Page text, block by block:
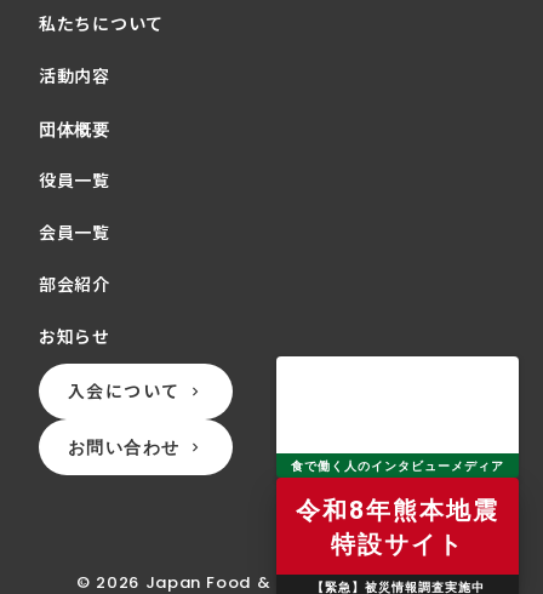
私たちについて
活動内容
団体概要
役員一覧
会員一覧
部会紹介
お知らせ
入会について keyboard_arrow_right
お問い合わせ keyboard_arrow_right
©︎ 2026 Japan Food & Beverage Association
食で働く人のインタビューメディア
食で働く人のインタビューメディア
令和8年熊本地震
特設サイト
【緊急】被災情報調査実施中